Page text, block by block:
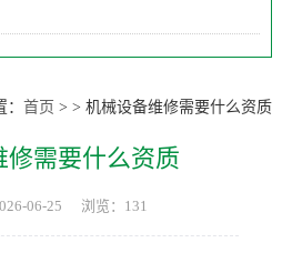
：首页 >>机械设备维修需要什么资质
修需要什么资质
06-25 浏览：131